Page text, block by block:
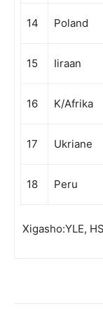
14 Poland
15 Iiraan
16 K/Afrika
17 Ukriane
18 Peru
Xigasho:YLE,